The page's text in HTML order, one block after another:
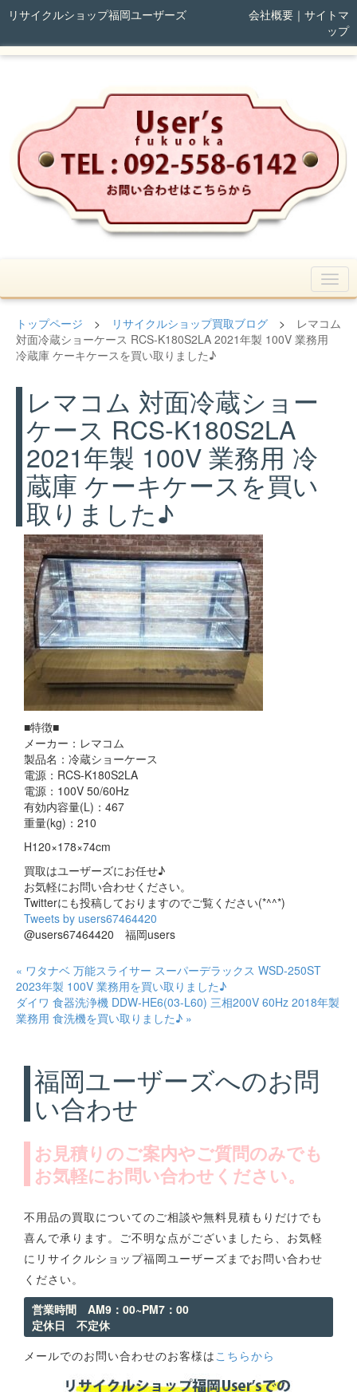
リサイクルショップ福岡ユーザーズ 会社概要｜ サイトマ
ップ
トップページ > リサイクルショップ買取ブログ > レマコム
対面冷蔵ショーケース RCS-K180S2LA 2021年製 100V 業務用
冷蔵庫 ケーキケースを買い取りました♪
レマコム 対面冷蔵ショー
ケース RCS-K180S2LA
2021年製 100V 業務用 冷
蔵庫 ケーキケースを買い
取りました♪
■特徴■
メーカー：レマコム
製品名：冷蔵ショーケース
電源：RCS-K180S2LA
電源：100V 50/60Hz
有効内容量(L)：467
重量(kg)：210
H120×178×74cm
買取はユーザーズにお任せ♪
お気軽にお問い合わせください。
Twitterにも投稿しておりますのでご覧ください(*^^*)
Tweets by users67464420
@users67464420 福岡users
« ワタナベ 万能スライサー スーパーデラックス WSD-250ST
2023年製 100V 業務用を買い取りました♪
ダイワ 食器洗浄機 DDW-HE6(03-L60) 三相200V 60Hz 2018年製
業務用 食洗機を買い取りました♪ »
福岡ユーザーズへのお問
い合わせ
お見積りのご案内やご質問のみでも
お気軽にお問い合わせください。
不用品の買取についてのご相談や無料見積もりだけでも
喜んで承ります。ご不明な点がございましたら、お気軽
にリサイクルショップ福岡ユーザーズまでお問い合わせ
ください。
営業時間 AM9：00~PM7：00
定休日 不定休
メールでのお問い合わせのお客様は こちらから